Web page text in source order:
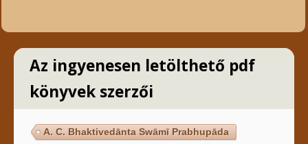
Az ingyenesen letölthető pdf
könyvek szerzői
A. C. Bhaktivedānta Swāmī Prabhupāda